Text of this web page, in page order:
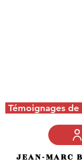
Témoignages
JEAN-MARC